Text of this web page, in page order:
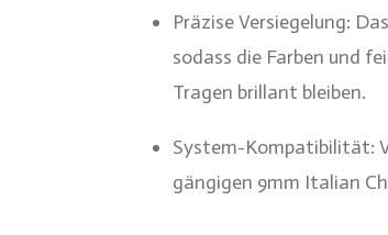
Präzise Versiegelung:
sodass die Farben und
Tragen brillant bleiben.
System-Kompatibilität:
gängigen 9mm Italian